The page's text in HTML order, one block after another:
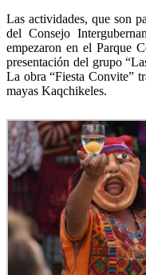
Las actividades, que son
del Consejo
empezaron en el Parque
presentación del grupo
La obra “Fiesta Convite”
mayas Kaqchikeles.